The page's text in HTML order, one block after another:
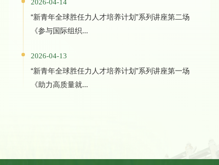
2026-04-14
“新青年全球胜任力人才培养计划”系列讲座第二场
《参与国际组织...
2026-04-13
“新青年全球胜任力人才培养计划”系列讲座第一场
《助力高质量就...